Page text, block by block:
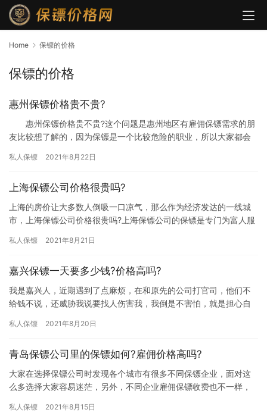
Home 保镖的价格
保镖的价格
惠州保镖价格贵不贵?
惠州保镖价格贵不贵?这个问题是惠州地区有雇佣保镖需求的朋
友比较想了解的，因为保镖是一个比较危险的职业，所以大家都会
格贵…
私人保镖 2021年8月22日
上海保镖公司价格很贵吗?
上海的房价让大多数人倒吸一口凉气，那么作为经济发达的一线城
市，上海保镖公司价格很贵吗?上海保镖公司的保镖是专门为富人服
服…
私人保镖 2021年8月21日
嘉兴保镖一天要多少钱?价格高吗?
我是嘉兴人，近期遇到了点麻烦，在和原先的公司打官司，他们不
给钱不说，还威胁我说要找人伤害我，我倒是不害怕，就是担心自
兴保镖…
私人保镖 2021年8月20日
青岛保镖公司里的保镖如何?雇佣价格高吗?
大家在选择保镖公司时发现各个城市有很多不同保镖企业，面对这
么多选择大家容易迷茫，另外，不同企业雇佣保镖收费也不一样，
保镖如…
私人保镖 2021年8月15日